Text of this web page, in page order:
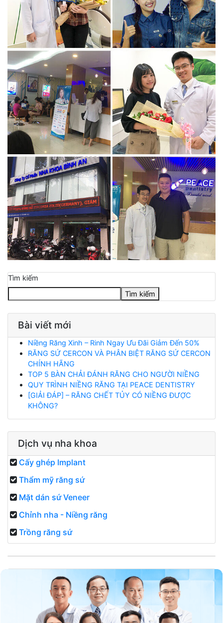
Tìm kiếm
Tìm kiếm
Bài viết mới
Niềng Răng Xinh – Rinh Ngay Ưu Đãi Giảm Đến 50%
RĂNG SỨ CERCON VÀ PHÂN BIỆT RĂNG SỨ CERCON
CHÍNH HÃNG
TOP 5 BÀN CHẢI ĐÁNH RĂNG CHO NGƯỜI NIỀNG
QUY TRÌNH NIỀNG RĂNG TẠI PEACE DENTISTRY
[GIẢI ĐÁP] – RĂNG CHẾT TỦY CÓ NIỀNG ĐƯỢC
KHÔNG?
Dịch vụ nha khoa
Cấy ghép Implant
Thẩm mỹ răng sứ
Mặt dán sứ Veneer
Chỉnh nha - Niềng răng
Trồng răng sứ